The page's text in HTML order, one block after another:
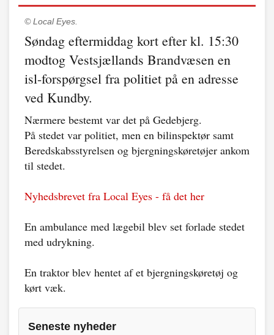
© Local Eyes.
Søndag eftermiddag kort efter kl. 15:30
modtog Vestsjællands Brandvæsen en
isl-forspørgsel fra politiet på en adresse
ved Kundby.
Nærmere bestemt var det på Gedebjerg.
På stedet var politiet, men en bilinspektør samt
Beredskabsstyrelsen og bjergningskøretøjer ankom
til stedet.
Nyhedsbrevet fra Local Eyes - få det her
En ambulance med lægebil blev set forlade stedet
med udrykning.
En traktor blev hentet af et bjergningskøretøj og
kørt væk.
Seneste nyheder